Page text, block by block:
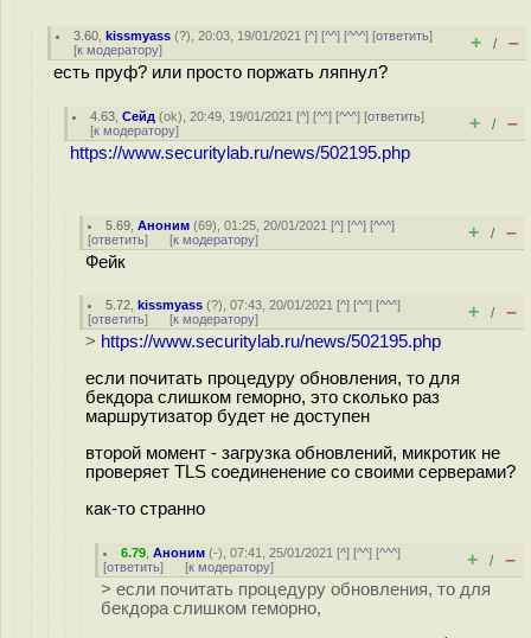
3.60 ,kissmyass (?), 20:03, 19/01/2021 [^] [^^] [^^^] [ответить]
[к модератору] + / –
есть пруф? или просто поржать ляпнул?
4.63 ,Сейд (ok), 20:49, 19/01/2021 [^] [^^] [^^^] [ответить]
[к модератору] + / –
https://www.securitylab.ru/news/502195.php
5.69 ,Аноним (69), 01:25, 20/01/2021 [^] [^^] [^^^]
[ответить] [к модератору] + / –
Фейк
5.72 ,kissmyass (?), 07:43, 20/01/2021 [^] [^^] [^^^]
[ответить] [к модератору] + / –
> https://www.securitylab.ru/news/502195.php
если почитать процедуру обновления, то для
бекдора слишком геморно, это сколько раз
маршрутизатор будет не доступен
второй момент - загрузка обновлений, микротик не
проверяет TLS соединенение со своими серверами?
как-то странно
6.79 ,Аноним (-), 07:41, 25/01/2021 [^] [^^] [^^^]
[ответить] [к модератору] + / –
> если почитать процедуру обновления, то для
бекдора слишком геморно,